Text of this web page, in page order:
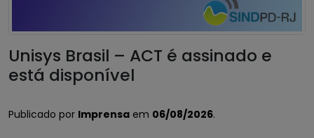
Unisys Brasil – ACT é assinado e
está disponível
Publicado por Imprensa em 06/08/2026.